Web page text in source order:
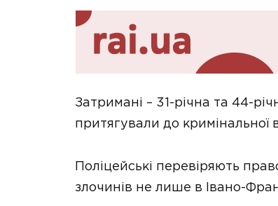
Затримані – 31-річна та 44-
притягували до кримінальної
Поліцейські перевіряють
злочинів не лише в Івано-